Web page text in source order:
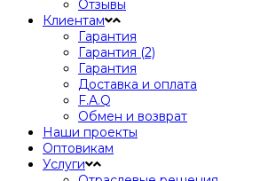
Отзывы
Клиентам
Гарантия
Гарантия (2)
Гарантия
Доставка и оплата
F.A.Q
Обмен и возврат
Наши проекты
Оптовикам
Услуги